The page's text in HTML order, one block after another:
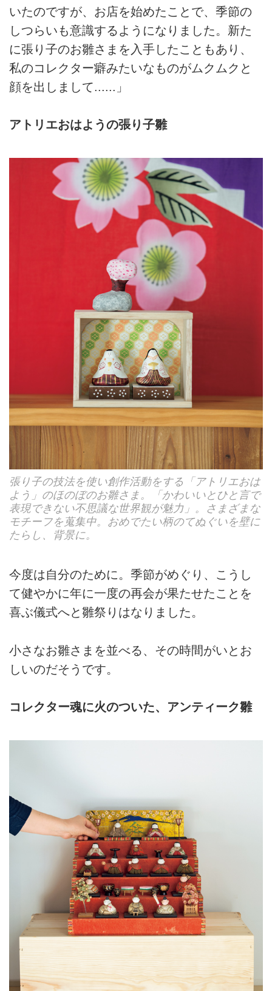
いたのですが、お店を始めたことで、季節の
しつらいも意識するようになりました。新た
に張り子のお雛さまを入手したこともあり、
私のコレクター癖みたいなものがムクムクと
顔を出しまして......」
アトリエおはようの張り子雛
張り子の技法を使い創作活動をする「アトリエおは
よう」のほのぼのお雛さま。「かわいいとひと言で
表現できない不思議な世界観が魅力」。さまざまな
モチーフを蒐集中。おめでたい柄のてぬぐいを壁に
たらし、背景に。
今度は自分のために。季節がめぐり、こうし
て健やかに年に一度の再会が果たせたことを
喜ぶ儀式へと雛祭りはなりました。
小さなお雛さまを並べる、その時間がいとお
しいのだそうです。
コレクター魂に火のついた、アンティーク雛